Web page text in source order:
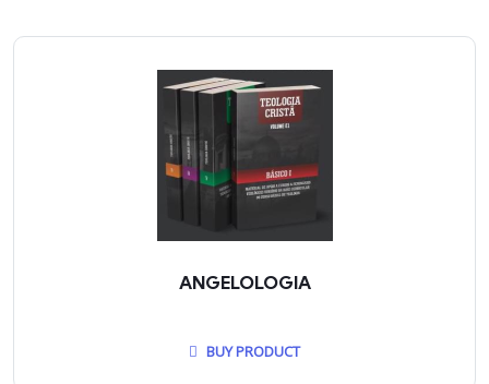
ANGELOLOGIA
BUY PRODUCT